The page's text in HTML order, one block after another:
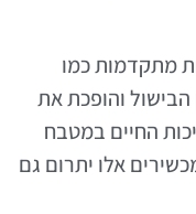
מתקדמות כמו
והופכת את
החיים במטבח
אלו יתרום גם